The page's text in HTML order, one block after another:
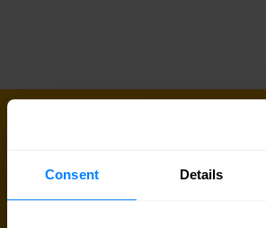
Consent Details